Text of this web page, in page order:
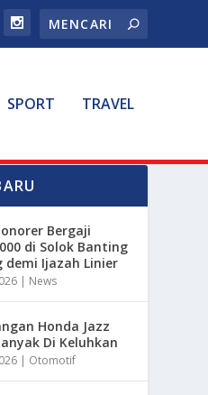
SPORT TRAVEL
Bergaji
di Solok Banting
demi Ijazah Linier
| News
Honda Jazz
Di Keluhkan
| Otomotif